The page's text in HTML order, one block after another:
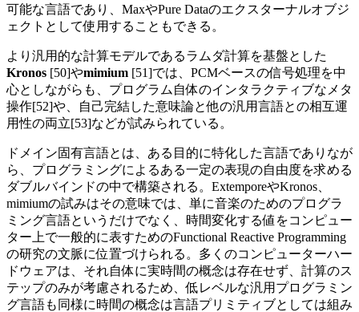
可能な言語であり、MaxやPure Dataのエクスターナルオブジ
ェクトとして使用することもできる。
より汎用的な計算モデルであるラムダ計算を基盤とした
Kronos [50]やmimium [51]では、PCMベースの信号処理を中
心としながらも、プログラム自体のインタラクティブなメタ
操作[52]や、自己完結した意味論と他の汎用言語との相互運
用性の両立[53]などが試みられている。
ドメイン固有言語とは、ある目的に特化した言語でありなが
ら、プログラミングによるある一定の表現の自由度を求める
ダブルバインドの中で構築される。ExtemporeやKronos、
mimiumの試みはその意味では、単に音楽のためのプログラ
ミング言語というだけでなく、時間変化する値をコンピュー
ター上で一般的に表すためのFunctional Reactive Programming
の研究の文脈に位置づけられる。多くのコンピューターハー
ドウェアは、それ自体に実時間の概念は存在せず、計算のス
テップのみが考慮されるため、低レベルな汎用プログラミン
グ言語も同様に時間の概念は言語プリミティブとしては組み